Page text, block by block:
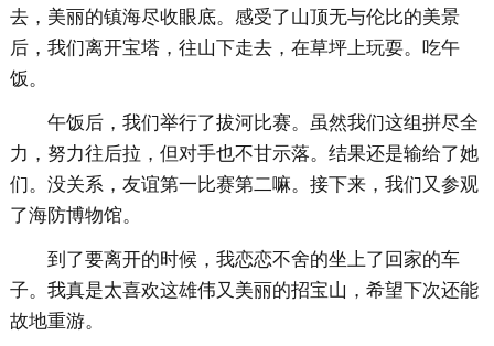
去，美丽的镇海尽收眼底。感受了山顶无与伦比的美景
后，我们离开宝塔，往山下走去，在草坪上玩耍。吃午
饭。
午饭后，我们举行了拔河比赛。虽然我们这组拼尽全
力，努力往后拉，但对手也不甘示落。结果还是输给了她
们。没关系，友谊第一比赛第二嘛。接下来，我们又参观
了海防博物馆。
到了要离开的时候，我恋恋不舍的坐上了回家的车
子。我真是太喜欢这雄伟又美丽的招宝山，希望下次还能
故地重游。